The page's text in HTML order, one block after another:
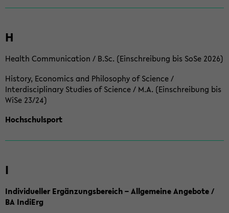
H
Health Communication / B.Sc. (Einschreibung bis SoSe 2026)
History, Economics and Philosophy of Science /
Interdisciplinary Studies of Science / M.A. (Einschreibung bis
WiSe 23/24)
Hochschulsport
I
Individueller Ergänzungsbereich – Allgemeine Angebote /
BA IndiErg